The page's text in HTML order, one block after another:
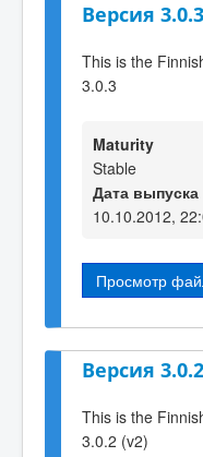
Версия
This is the
3.0.3
Maturity
Stable
Дата выпуска
10.10.2012,
Просмотр
Версия
This is the
3.0.2 (v2)